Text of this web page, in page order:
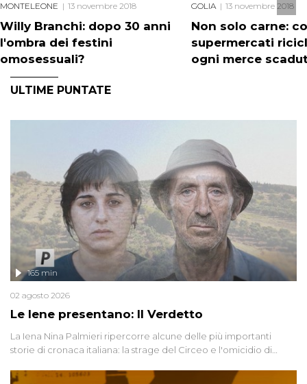
Willy Branchi: dopo 30 anni
l'ombra dei festini
omosessuali?
MONTELEONE 13 novembre 2018
Non solo carne:
supermercati
ogni merce
GOLIA 13 novembre 2018
ULTIME PUNTATE
Le Iene presentano: Il Verdetto
165 min
02 agosto 2026
La Iena Nina Palmieri ripercorre alcune delle più importanti
storie di cronaca italiana: la strage del Circeo e l'omicidio di